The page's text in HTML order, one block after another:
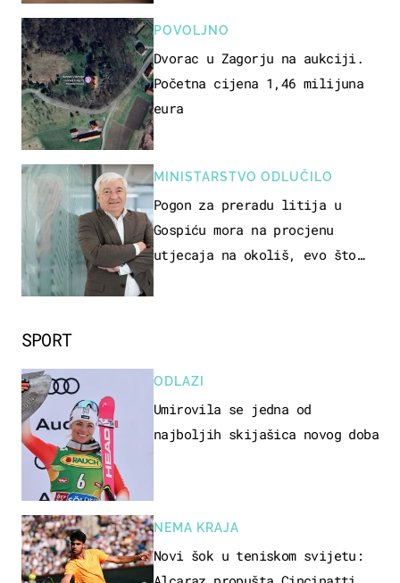
SPORT
ODLAZI
Umirovila se jedna od
najboljih skijašica novog doba
NEMA KRAJA
Novi šok u teniskom svijetu:
POVOLJNO
Dvorac u Zagorju na aukciji.
Početna cijena 1,46 milijuna
eura
MINISTARSTVO ODLUČILO
Pogon za preradu litija u
Gospiću mora na procjenu
utjecaja na okoliš, evo što